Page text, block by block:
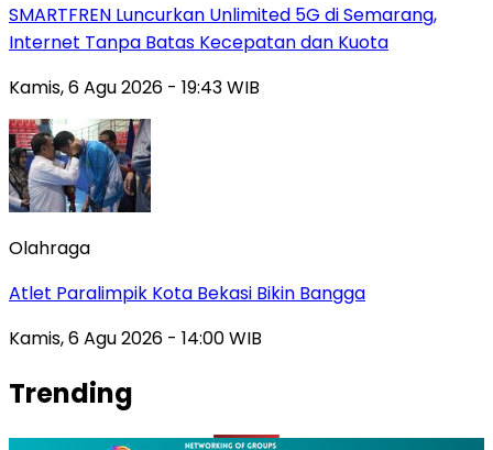
SMARTFREN Luncurkan Unlimited 5G di Semarang,
Internet Tanpa Batas Kecepatan dan Kuota
Kamis, 6 Agu 2026 - 19:43 WIB
Olahraga
Atlet Paralimpik Kota Bekasi Bikin Bangga
Kamis, 6 Agu 2026 - 14:00 WIB
Trending